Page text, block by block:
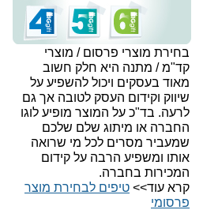
בחירת מוצרי פרסום / מוצרי
קד"מ / מתנה היא חלק חשוב
מאוד בעסקים ויכול להשפיע על
שיווק וקידום העסק לטובה אך גם
לרעה. בד"כ על המוצר מופיע לוגו
החברה או מיתוג שלם שלכם
שמעביר מסרים לכל מי שרואה
אותו ומשפיע הרבה על קידום
המכירות בחברה.
קרא עוד>> טיפים לבחירת מוצר
פרסומי